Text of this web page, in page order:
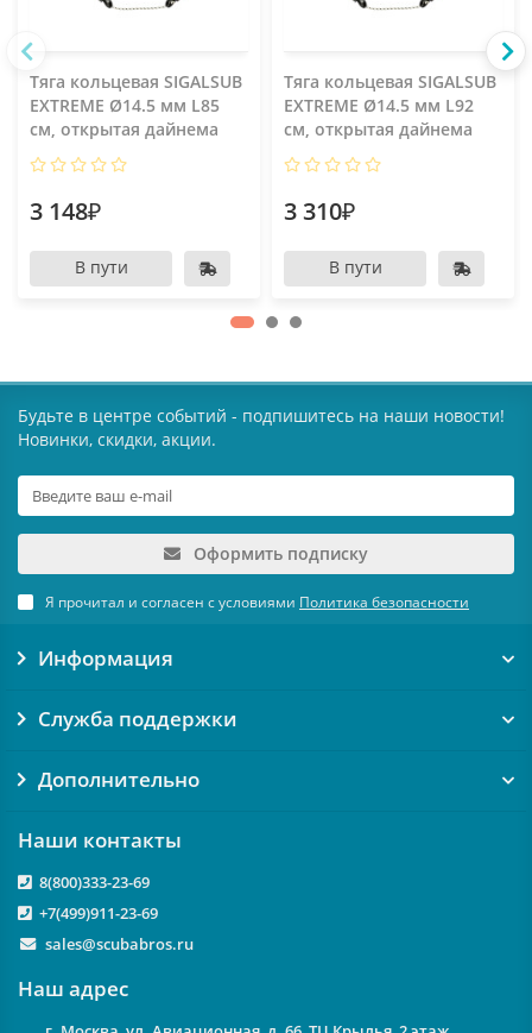
Тяга кольцевая SIGALSUB
EXTREME Ø14.5 мм L85
см, открытая дайнема
3 148₽
В пути
Тяга кольцевая SIGALSUB
EXTREME Ø14.5 мм L92
см, открытая дайнема
3 310₽
В пути
Будьте в центре событий - подпишитесь на наши новости!
Новинки, скидки, акции.
Оформить подписку
Я прочитал и согласен с условиями Политика безопасности
Информация
Служба поддержки
Дополнительно
Наши контакты
8(800)333-23-69
+7(499)911-23-69
sales@scubabros.ru
Наш адрес